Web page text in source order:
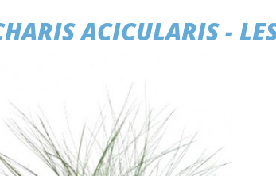
ACICULARIS -